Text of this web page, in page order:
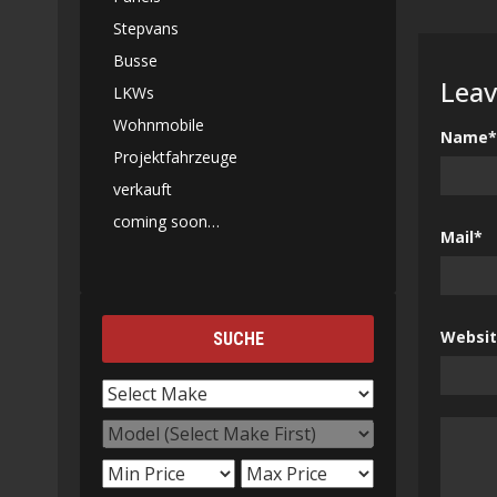
Name*
Mail*
Stepvans
Busse
LKWs
Wohnmobile
Projektfahrzeuge
verkauft
coming soon…
SUCHE